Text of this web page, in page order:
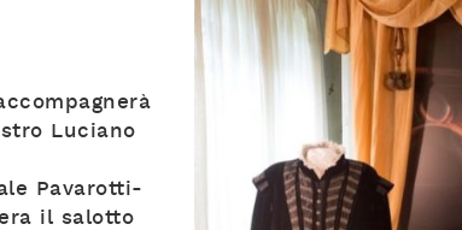
Luciano
Pavarotti-
il salotto